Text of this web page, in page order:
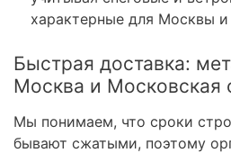
характерные для Москвы и
Быстрая доставка:
Москва и Московская
Мы понимаем, что сроки
бывают сжатыми, поэтому